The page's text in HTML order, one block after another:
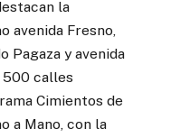
la
avenida Fresno,
Pagaza y avenida
500 calles
Cimientos de
a Mano, con la